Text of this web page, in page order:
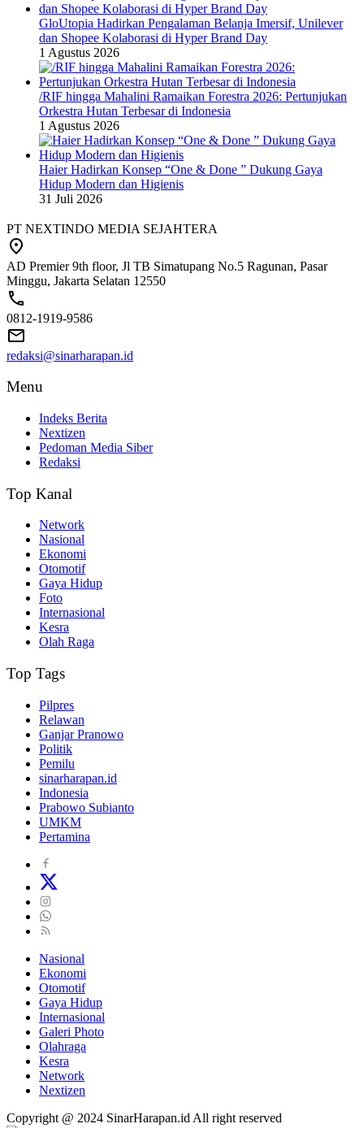
GloUtopia Hadirkan Pengalaman Belanja Imersif, Unilever
dan Shopee Kolaborasi di Hyper Brand Day
1 Agustus 2026
/RIF hingga Mahalini Ramaikan Forestra 2026: Pertunjukan
Orkestra Hutan Terbesar di Indonesia
1 Agustus 2026
Haier Hadirkan Konsep “One & Done ” Dukung Gaya
Hidup Modern dan Higienis
31 Juli 2026
PT NEXTINDO MEDIA SEJAHTERA
AD Premier 9th floor, Jl TB Simatupang No.5 Ragunan, Pasar
Minggu, Jakarta Selatan 12550
0812-1919-9586
redaksi@sinarharapan.id
Menu
Indeks Berita
Nextizen
Pedoman Media Siber
Redaksi
Top Kanal
Network
Nasional
Ekonomi
Otomotif
Gaya Hidup
Foto
Internasional
Kesra
Olah Raga
Top Tags
Pilpres
Relawan
Ganjar Pranowo
Politik
Pemilu
sinarharapan.id
Indonesia
Prabowo Subianto
UMKM
Pertamina
Nasional
Ekonomi
Otomotif
Gaya Hidup
Internasional
Galeri Photo
Olahraga
Kesra
Network
Nextizen
Copyright @ 2024 SinarHarapan.id All right reserved